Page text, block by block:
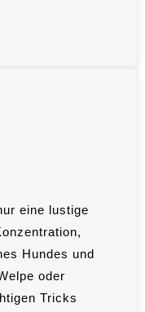
eine lustige
Hundes und
oder
Tricks